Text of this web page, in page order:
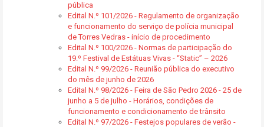
pública
Edital N.º 101/2026 - Regulamento de organização
e funcionamento do serviço de polícia municipal
de Torres Vedras - início de procedimento
Edital N.º 100/2026 - Normas de participação do
19.º Festival de Estátuas Vivas - “Static” – 2026
Edital N.º 99/2026 - Reunião pública do executivo
do mês de junho de 2026
Edital N.º 98/2026 - Feira de São Pedro 2026 - 25 de
junho a 5 de julho - Horários, condições de
funcionamento e condicionamento de trânsito
Edital N.º 97/2026 - Festejos populares de verão -